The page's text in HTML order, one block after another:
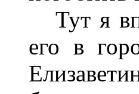
Тут я
его в